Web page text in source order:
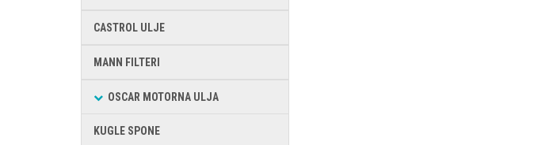
CASTROL ULJE
MANN FILTERI
OSCAR MOTORNA ULJA
KUGLE SPONE